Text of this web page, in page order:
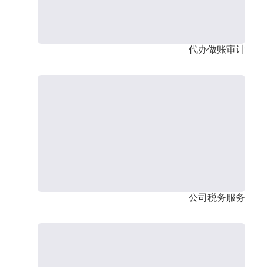
代办做账审计
公司税务服务